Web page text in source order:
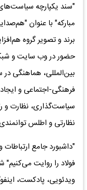
"سند یکپارچه
مبارکه" با عنوان
برند و تصویر گروه
حضور در وب سایت و
بین‌المللی، هماهنگی
فرهنگی-اجتماعی و
سیاست‌گذاری، نظارت و
نظارتی و اطلس
"داشبورد جامع ارتباطات
فولاد را روایت می‌کنیم"
ویدئویی، پادکست،